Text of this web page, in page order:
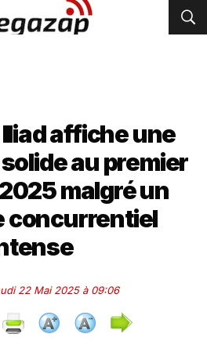
affiche une
au premier
malgré un
concurrentiel
22 Mai 2025 à 09:06